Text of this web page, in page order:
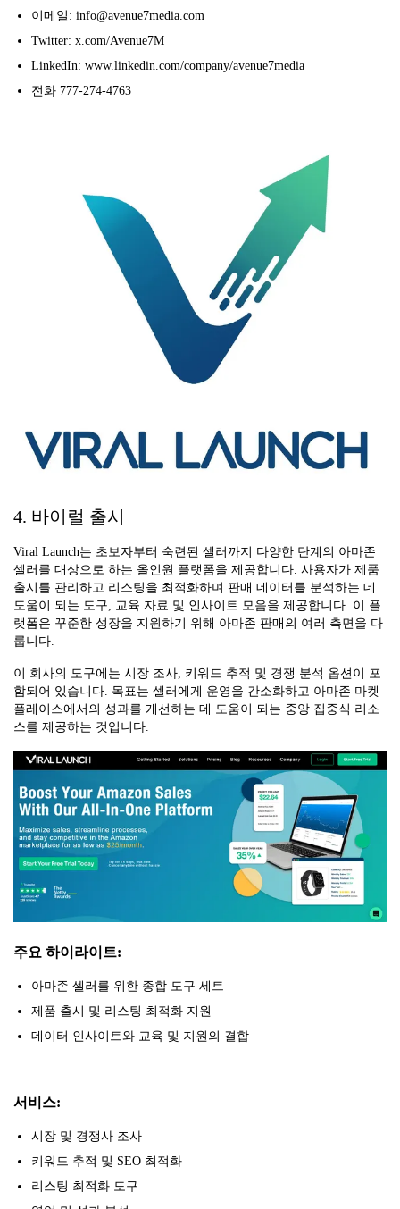
이메일: info@avenue7media.com
Twitter: x.com/Avenue7M
LinkedIn: www.linkedin.com/company/avenue7media
전화 777-274-4763
4. 바이럴 출시
Viral Launch는 초보자부터 숙련된 셀러까지 다양한 단계의 아마존
셀러를 대상으로 하는 올인원 플랫폼을 제공합니다. 사용자가 제품
출시를 관리하고 리스팅을 최적화하며 판매 데이터를 분석하는 데
도움이 되는 도구, 교육 자료 및 인사이트 모음을 제공합니다. 이 플
랫폼은 꾸준한 성장을 지원하기 위해 아마존 판매의 여러 측면을 다
룹니다.
이 회사의 도구에는 시장 조사, 키워드 추적 및 경쟁 분석 옵션이 포
함되어 있습니다. 목표는 셀러에게 운영을 간소화하고 아마존 마켓
플레이스에서의 성과를 개선하는 데 도움이 되는 중앙 집중식 리소
스를 제공하는 것입니다.
주요 하이라이트:
아마존 셀러를 위한 종합 도구 세트
제품 출시 및 리스팅 최적화 지원
데이터 인사이트와 교육 및 지원의 결합
서비스:
시장 및 경쟁사 조사
키워드 추적 및 SEO 최적화
리스팅 최적화 도구